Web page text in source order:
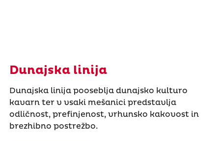
Dunajska linija
Dunajska linija pooseblja dunajsko kulturo
kavarn ter v vsaki mešanici predstavlja
odličnost, prefinjenost, vrhunsko kakovost in
brezhibno postrežbo.